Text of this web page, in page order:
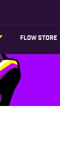
FLOW STORE